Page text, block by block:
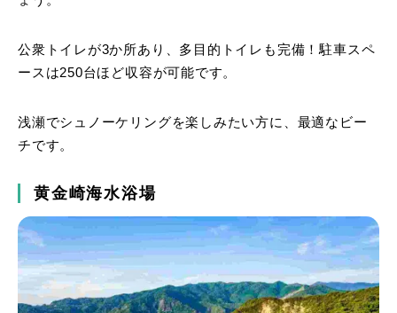
公衆トイレが3か所あり、多目的トイレも完備！駐車スペ
ースは250台ほど収容が可能です。
浅瀬でシュノーケリングを楽しみたい方に、最適なビー
チです。
黄金崎海水浴場